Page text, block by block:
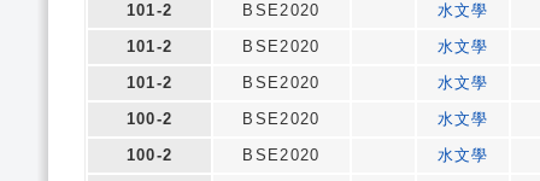
101-2
BSE2020
水文學
101-2
BSE2020
水文學
101-2
BSE2020
水文學
100-2
BSE2020
水文學
100-2
BSE2020
水文學